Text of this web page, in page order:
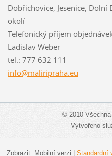
Dobřichovice, Jesenice, Dolní
okolí
Telefonický příjem
Ladislav Weber
tel.: 777 632 111
info@maliripraha.eu
© 2010
Vytvořeno
Zobrazit: Mobilní verzi Standardní